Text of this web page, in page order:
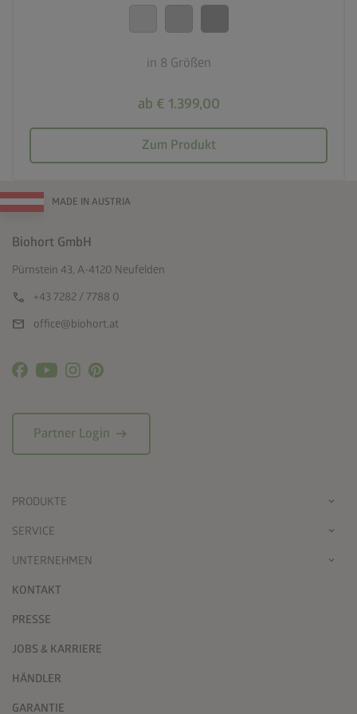
in 8 Größen
ab € 1.399,00
Zum Produkt
calendar_month
MADE IN AUSTRIA
Biohort GmbH
Pürnstein 43, A-4120 Neufelden
call +43 7282 / 7788 0
mail office@biohort.at
Partner Login arrow_right_alt
PRODUKTE
SERVICE
UNTERNEHMEN
KONTAKT
PRESSE
JOBS & KARRIERE
HÄNDLER
GARANTIE